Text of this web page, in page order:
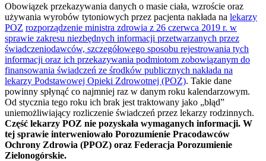
Obowiązek przekazywania danych o masie ciała, wzroście oraz
używania wyrobów tytoniowych przez pacjenta nakłada na lekarzy
POZ rozporządzenie ministra zdrowia z 26 czerwca 2019 r. w
sprawie zakresu niezbędnych informacji przetwarzanych przez
świadczeniodawców, szczegółowego sposobu rejestrowania tych
informacji oraz ich przekazywania podmiotom zobowiązanym do
finansowania świadczeń ze środków publicznych nakłada na
lekarzy Podstawowej Opieki Zdrowotnej (POZ). Takie dane
powinny spłynąć co najmniej raz w danym roku kalendarzowym.
Od stycznia tego roku ich brak jest traktowany jako „błąd”
uniemożliwiający rozliczenie świadczeń przez lekarzy rodzinnych.
Część lekarzy POZ nie pozyskała wymaganych informacji. W
tej sprawie interweniowało Porozumienie Pracodawców
Ochrony Zdrowia (PPOZ) oraz Federacja Porozumienie
Zielonogórskie.